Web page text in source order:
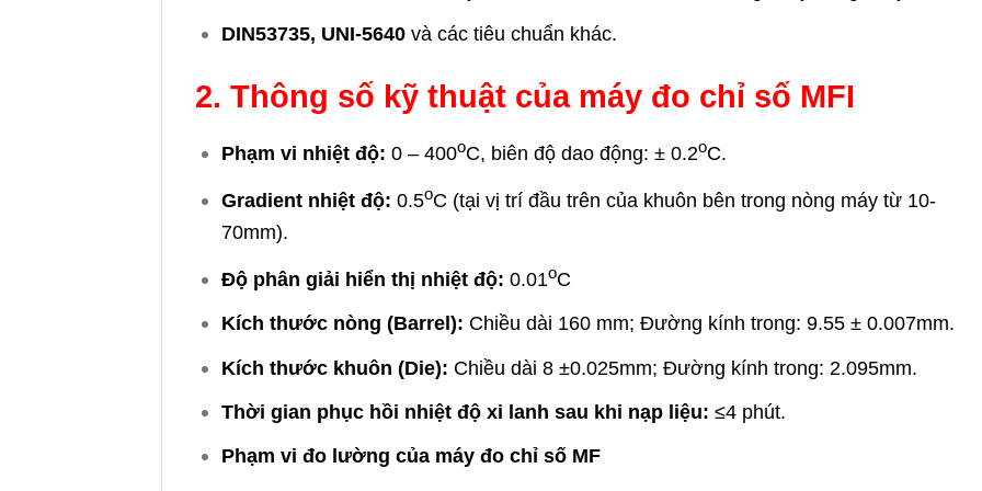
DIN53735, UNI-5640và các tiêu chuẩn khác.
2. Thông số kỹ thuật của máy đo chỉ số MFI
Phạm vi nhiệt độ: 0 – 400oC, biên độ dao động: ± 0.2oC.
Gradient nhiệt độ: 0.5oC (tại vị trí đầu trên của khuôn bên trong nòng máy từ 10-
70mm).
Độ phân giải hiển thị nhiệt độ: 0.01oC
Kích thước nòng (Barrel): Chiều dài 160 mm; Đường kính trong: 9.55 ± 0.007mm.
Kích thước khuôn (Die): Chiều dài 8 ±0.025mm; Đường kính trong: 2.095mm.
Thời gian phục hồi nhiệt độ xi lanh sau khi nạp liệu: ≤4 phút.
Phạm vi đo lường của máy đo chỉ số MF